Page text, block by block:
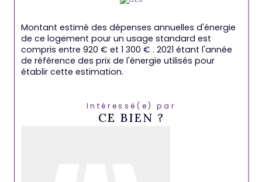
Montant estimé des dépenses annuelles d'énergie
de ce logement pour un usage standard est
compris entre 920 € et 1 300 € . 2021 étant l'année
de référence des prix de l'énergie utilisés pour
établir cette estimation.
Intéressé(e) par
CE BIEN ?